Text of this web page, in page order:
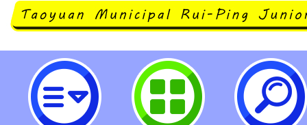
財團法人國語日報社辦理「2024
全國兒童少年創意朗詩大賽」-桃